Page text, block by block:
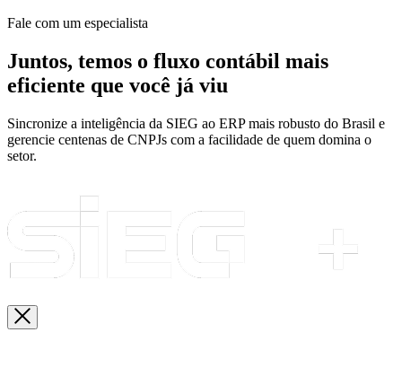
Fale com um especialista
Juntos, temos o fluxo contábil mais
eficiente que você já viu
Sincronize a inteligência da SIEG ao ERP mais robusto do Brasil e
gerencie centenas de CNPJs com a facilidade de quem domina o
setor.